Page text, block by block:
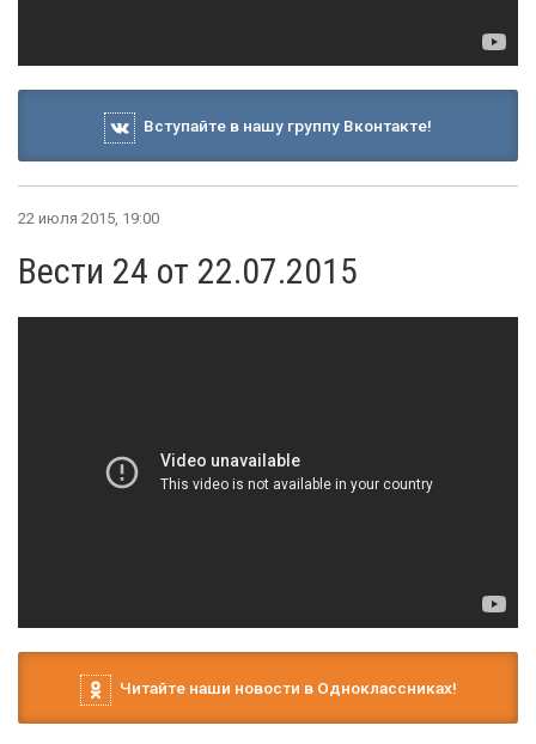
Вступайте в нашу группу Вконтакте!
22 июля 2015, 19:00
Вести 24 от 22.07.2015
Читайте наши новости в Одноклассниках!